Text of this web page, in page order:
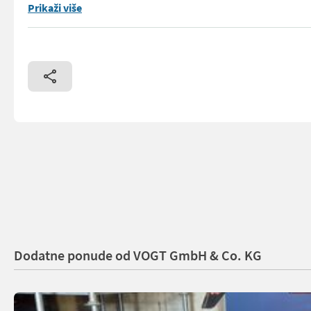
VOGT Profitechnik aus Schmallenberg – Ihr führender
Prikaži više
Dodatne ponude od VOGT GmbH & Co. KG